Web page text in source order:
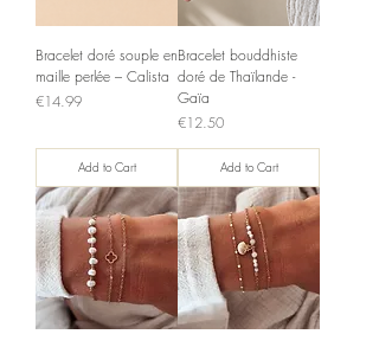
Bracelet doré souple en
maille perlée – Calista
Price
€14.99
Add to Cart
Bracelet bouddhiste
doré de Thaïlande -
Gaïa
Price
€12.50
Add to Cart